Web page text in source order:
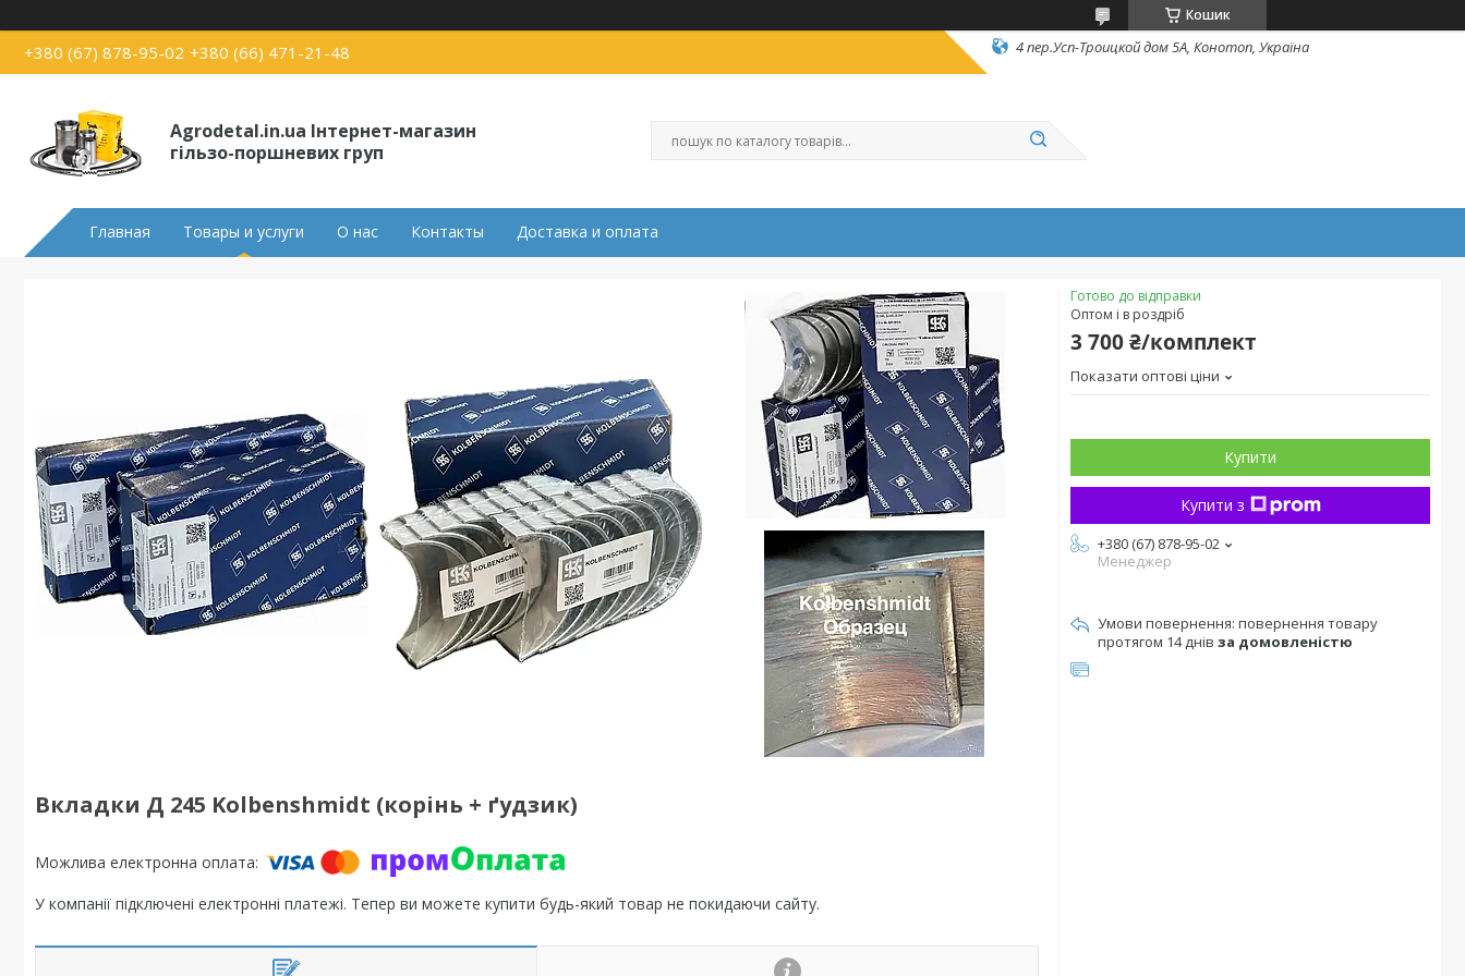
Кошик
+380 (67) 878-95-02 +380 (66) 471-21-48 4 пер.Усп-Троицкой дом 5А, Конотоп, Україна
Agrodetal.in.ua Інтернет-магазин
гільзо-поршневих груп
Главная Товары и услуги О нас Контакты Доставка и оплата
Вкладки Д 245 Kolbenshmidt (корінь + ґудзик)
У компанії підключені електронні платежі. Тепер ви можете купити будь-який товар не покидаючи сайту.
Готово до відправки
Оптом і в роздріб
3 700 ₴/комплект
Показати оптові ціни
Купити
Купити з
+380 (67) 878-95-02
Менеджер
повернення товару
протягом 14 днів за домовленістю